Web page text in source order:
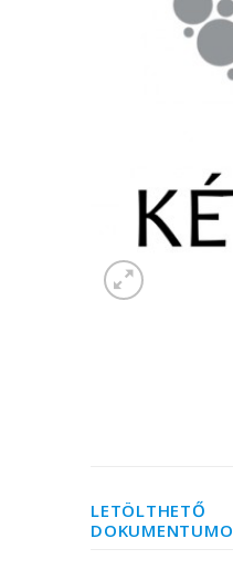
LETÖLTHETŐ